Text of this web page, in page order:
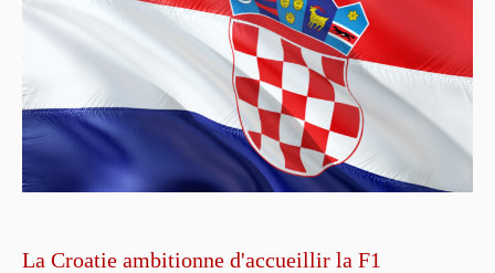
La Croatie ambitionne d'accueillir la F1